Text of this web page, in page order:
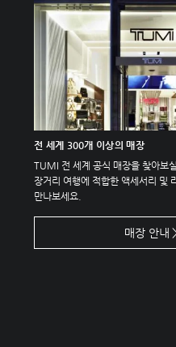
전 세계 300개 이상의 매장
TUMI 전 세계 공식 매장을 찾아보
장거리 여행에 적합한 액세서리 및
만나보세요.
매장 안내